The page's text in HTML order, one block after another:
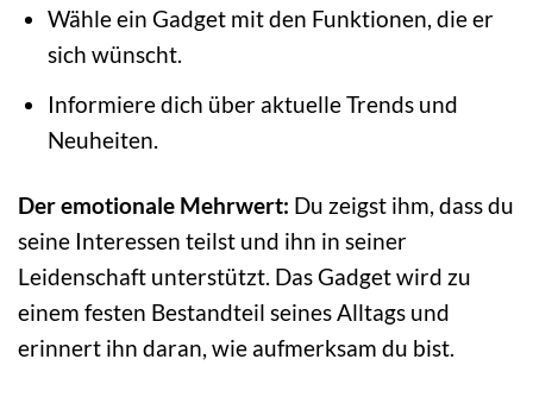
Wähle ein Gadget mit den Funktionen, die er
sich wünscht.
Informiere dich über aktuelle Trends und
Neuheiten.
Der emotionale Mehrwert: Du zeigst ihm, dass du
seine Interessen teilst und ihn in seiner
Leidenschaft unterstützt. Das Gadget wird zu
einem festen Bestandteil seines Alltags und
erinnert ihn daran, wie aufmerksam du bist.